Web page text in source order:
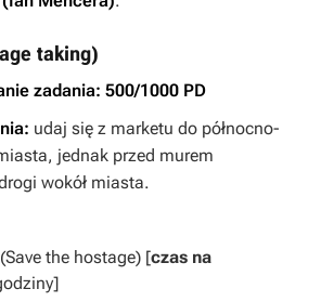
taking)
zadania: 500/1000 PD
udaj się z marketu do północno-
jednak przed murem
wokół miasta.
the hostage) [czas na